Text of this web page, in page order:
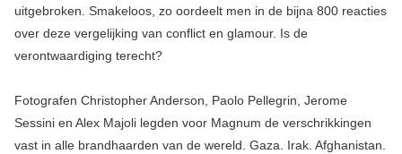
uitgebroken. Smakeloos, zo oordeelt men in de bijna 800 reacties
over deze vergelijking van conflict en glamour. Is de
verontwaardiging terecht?
Fotografen Christopher Anderson, Paolo Pellegrin, Jerome
Sessini en Alex Majoli legden voor Magnum de verschrikkingen
vast in alle brandhaarden van de wereld. Gaza. Irak. Afghanistan.